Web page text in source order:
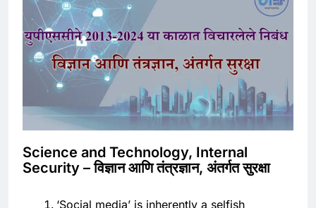
Science and Technology, Internal
Security – विज्ञान आणि तंत्रज्ञान, अंतर्गत सुरक्षा
‘Social media’ is inherently a selfish